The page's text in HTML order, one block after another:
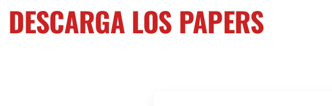
DESCARGA LOS PAPERS